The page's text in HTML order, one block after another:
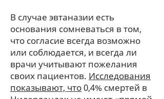
В случае эвтаназии есть
основания сомневаться в том,
что согласие всегда возможно
или соблюдается, и всегда ли
врачи учитывают пожелания
своих пациентов. Исследования
показывают, что0,4% смертей в